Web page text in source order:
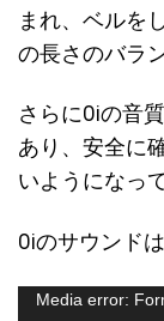
まれ、ベルを
の長さのバラ
さらにOiの音
あり、安全に
いようになっ
Oiのサウンド
動Media error: